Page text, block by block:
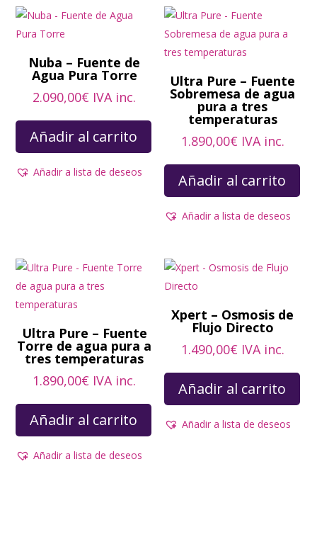
Nuba – Fuente de
Agua Pura Torre
2.090,00€ IVA inc.
Añadir al carrito
Añadir a lista de deseos
Ultra Pure – Fuente
Sobremesa de agua
pura a tres
temperaturas
1.890,00€ IVA inc.
Añadir al carrito
Añadir a lista de deseos
Ultra Pure – Fuente
Torre de agua pura a
tres temperaturas
1.890,00€ IVA inc.
Añadir al carrito
Añadir a lista de deseos
Xpert – Osmosis de
Flujo Directo
1.490,00€ IVA inc.
Añadir al carrito
Añadir a lista de deseos